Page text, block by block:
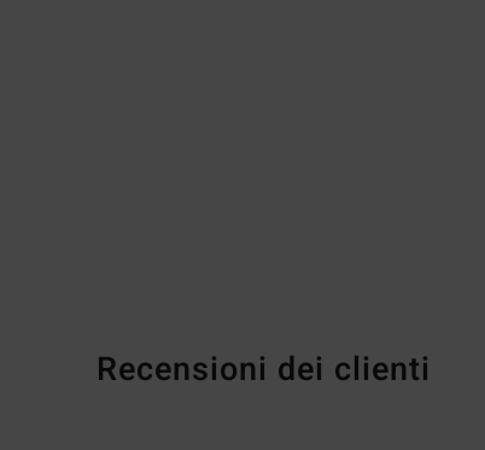
Recensioni dei clienti